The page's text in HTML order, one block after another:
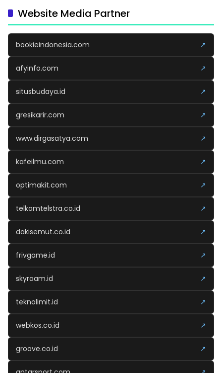
Website Media Partner
bookieindonesia.com ↗
afyinfo.com ↗
situsbudaya.id ↗
gresikarir.com ↗
www.dirgasatya.com ↗
kafeilmu.com ↗
optimakit.com ↗
telkomtelstra.co.id ↗
dakisemut.co.id ↗
frivgame.id ↗
skyroam.id ↗
teknolimit.id ↗
webkos.co.id ↗
groove.co.id ↗